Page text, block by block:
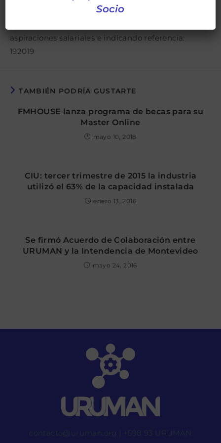
aspiraciones salariales e indicando referencia:
192019
TAMBIÉN PODRÍA GUSTARTE
FMHOUSE lanza programa de becas para su
Master Online
mayo 10, 2018
CIU: tercer trimestre de 2015 la industria
utilizó el 63% de la capacidad instalada
enero 13, 2016
Se firmó Acuerdo de Colaboración entre
URUMAN y la Intendencia de Montevideo
mayo 24, 2016
Socio